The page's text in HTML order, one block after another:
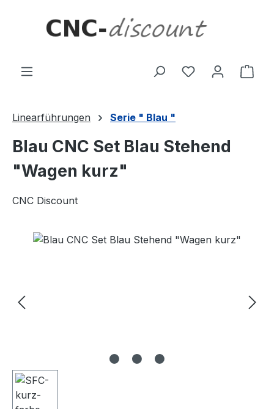
Linearführungen Serie " Blau "
Blau CNC Set Blau Stehend
"Wagen kurz"
CNC Discount
Bildergalerie überspringen